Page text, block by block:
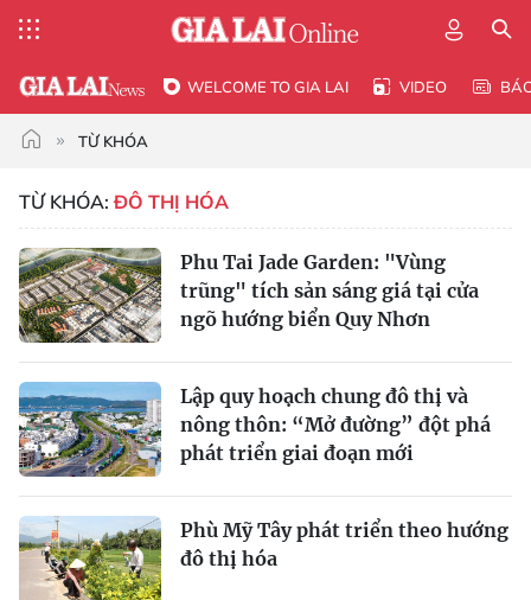
WELCOME TO GIA LAI VIDEO
TỪ KHÓA
TỪ KHÓA: ĐÔ THỊ HÓA
Phu Tai Jade Garden: "Vùng
trũng" tích sản sáng giá tại cửa
ngõ hướng biển Quy Nhơn
Lập quy hoạch chung đô thị và
nông thôn: “Mở đường” đột phá
phát triển giai đoạn mới
Phù Mỹ Tây phát triển theo hướng
đô thị hóa